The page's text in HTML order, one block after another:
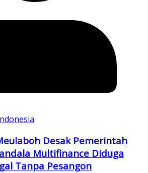
Desak Pemerintah
Multifinance Diduga
Tanpa Pesangon